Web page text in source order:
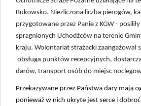
Bukowsko. Niezliczona liczba pierogów,
przygotowane przez Panie z KGW -
spragnionych Uchodźców na terenie
kraju. Wolontariat strażacki zaangażował
obsługa punktów recepcyjnych,
darów, transport osób do miejsc
Przekazywane przez Państwa dary mają
ponieważ w nich ukryte jest serce i